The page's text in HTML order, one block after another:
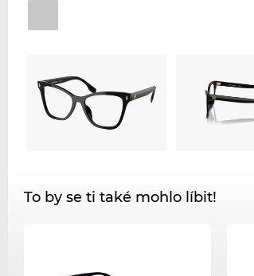
To by se ti také mohlo líbit!